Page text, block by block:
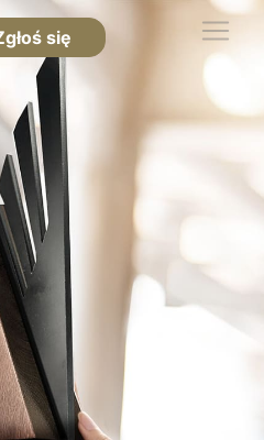
się